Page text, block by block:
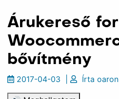
Árukereső for
bővítmény
2017-04-03 Írta oaron